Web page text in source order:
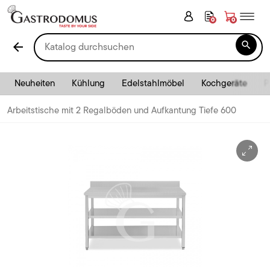
0 0
arrow_back 
Neuheiten Kühlung Edelstahlmöbel Kochgeräte
Arbeitstische mit 2 Regalböden und Aufkantung Tiefe 600